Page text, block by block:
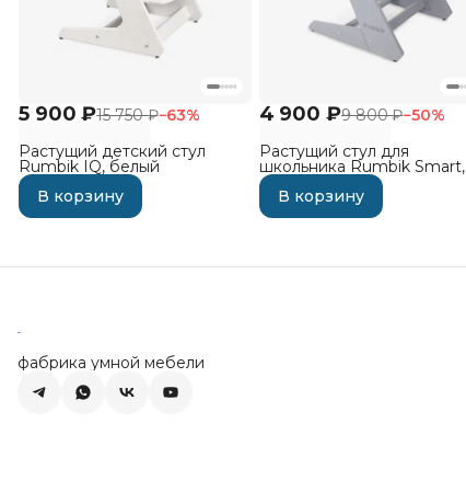
5 900 ₽15 750 ₽−63%
Растущий детский стул
Rumbik IQ, белый
В корзину
4 900 ₽9 800 ₽−50%
Растущий стул для
школьника Rumbik Smart,
серый
В корзину
фабрика умной мебели